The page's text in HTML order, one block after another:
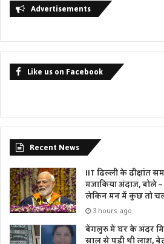
Advertisements
Like us on Facebook
Recent News
IIT दिल्ली के दीक्षांत
मजाकिया अंदाज, बोले –
लेकिन मन में कुछ तो चल
3 hours ago
बेंगलुरु में घर के अंदर
साल से पड़ी थी लाश,